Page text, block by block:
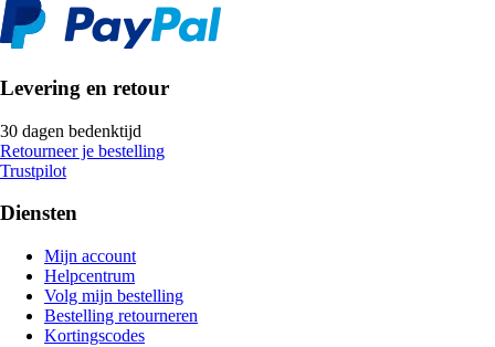
Levering en retour
30 dagen bedenktijd
Retourneer je bestelling
Trustpilot
Diensten
Mijn account
Helpcentrum
Volg mijn bestelling
Bestelling retourneren
Kortingscodes